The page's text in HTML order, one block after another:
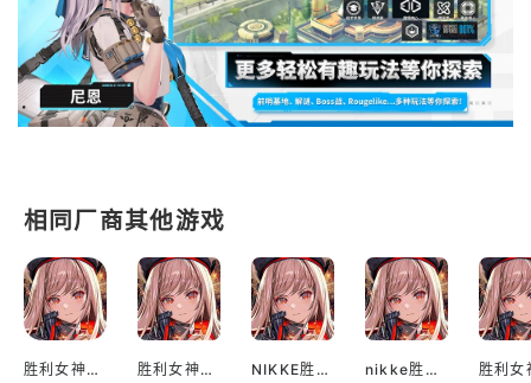
相同厂商其他游戏
胜利女神：妮姬（国际服） 胜利女神：妮姬nikke（台服） NIKKE胜利女神官网下载 nikke胜利女神韩服